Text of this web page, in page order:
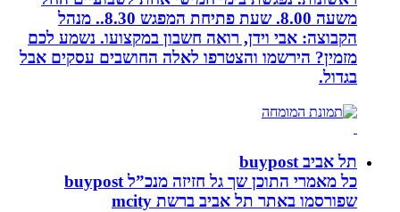
משעה 8.00. שעת פתיחת המפגש 8.30.. מנהל
הקבוצה: אבי וידן, רואה חשבון במקצועו. נשמע לכם
מזמין? הירשמו והצטרפו לאלה החושבים עסקים אבל
בגדול.
תל אביב buypost
כל מאמרי התוכן שך גל חזיזה מנכ”ל buypost
שפורסמו באתר תל אביב ברשת mcity